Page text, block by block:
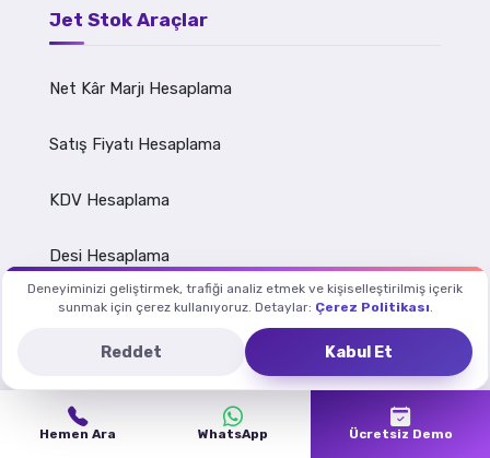
Jet Stok Araçlar
Net Kâr Marjı Hesaplama
Satış Fiyatı Hesaplama
KDV Hesaplama
Desi Hesaplama
Döviz Kuru Simülatörü
Başabaş Noktası
Hemen Ara WhatsApp Ücretsiz Demo
Deneyiminizi geliştirmek, trafiği analiz etmek ve kişiselleştirilmiş içerik
sunmak için çerez kullanıyoruz. Detaylar: Çerez Politikası
Reddet Kabul Et